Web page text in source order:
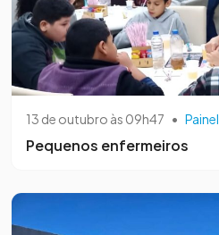
13 de outubro às 09h47 • Painel
Pequenos enfermeiros